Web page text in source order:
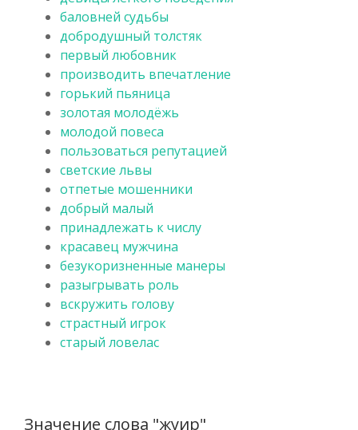
баловней судьбы
добродушный толстяк
первый любовник
производить впечатление
горький пьяница
золотая молодёжь
молодой повеса
пользоваться репутацией
светские львы
отпетые мошенники
добрый малый
принадлежать к числу
красавец мужчина
безукоризненные манеры
разыгрывать роль
вскружить голову
страстный игрок
старый ловелас
Значение слова "жуир"